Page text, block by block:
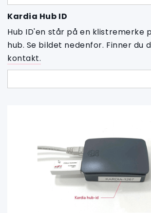
Kardia Hub ID
Hub ID'en står på en klistremerke
hub. Se bildet nedenfor. Finner du
kontakt.